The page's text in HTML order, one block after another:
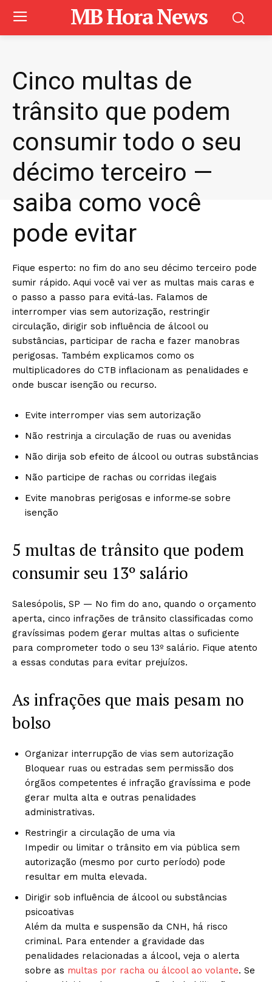
MB Hora News
Cinco multas de
trânsito que podem
consumir todo o seu
décimo terceiro —
saiba como você
pode evitar
Fique esperto: no fim do ano seu décimo terceiro pode
sumir rápido. Aqui você vai ver as multas mais caras e
o passo a passo para evitá‑las. Falamos de
interromper vias sem autorização, restringir
circulação, dirigir sob influência de álcool ou
substâncias, participar de racha e fazer manobras
perigosas. Também explicamos como os
multiplicadores do CTB inflacionam as penalidades e
onde buscar isenção ou recurso.
Evite interromper vias sem autorização
Não restrinja a circulação de ruas ou avenidas
Não dirija sob efeito de álcool ou outras substâncias
Não participe de rachas ou corridas ilegais
Evite manobras perigosas e informe‑se sobre
isenção
5 multas de trânsito que podem
consumir seu 13º salário
Salesópolis, SP — No fim do ano, quando o orçamento
aperta, cinco infrações de trânsito classificadas como
gravíssimas podem gerar multas altas o suficiente
para comprometer todo o seu 13º salário. Fique atento
a essas condutas para evitar prejuízos.
As infrações que mais pesam no
bolso
Organizar interrupção de vias sem autorização
Bloquear ruas ou estradas sem permissão dos
órgãos competentes é infração gravíssima e pode
gerar multa alta e outras penalidades
administrativas.
Restringir a circulação de uma via
Impedir ou limitar o trânsito em via pública sem
autorização (mesmo por curto período) pode
resultar em multa elevada.
Dirigir sob influência de álcool ou substâncias
psicoativas
Além da multa e suspensão da CNH, há risco
criminal. Para entender a gravidade das
penalidades relacionadas a álcool, veja o alerta
sobre as multas por racha ou álcool ao volante. Se